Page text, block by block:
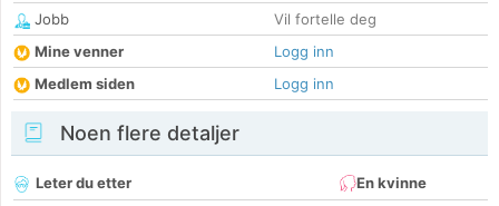
Jobb
Vil fortelle deg
Mine venner
Logg inn
Medlem siden
Logg inn
Noen flere detaljer
Leter du etter
En kvinne